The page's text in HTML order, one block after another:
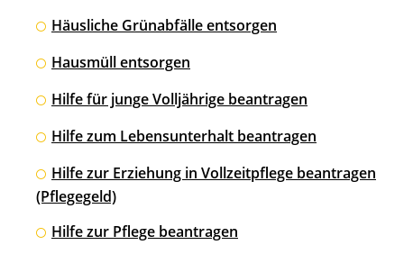
Häusliche Grünabfälle entsorgen
Hausmüll entsorgen
Hilfe für junge Volljährige beantragen
Hilfe zum Lebensunterhalt beantragen
Hilfe zur Erziehung in Vollzeitpflege beantragen
(Pflegegeld)
Hilfe zur Pflege beantragen